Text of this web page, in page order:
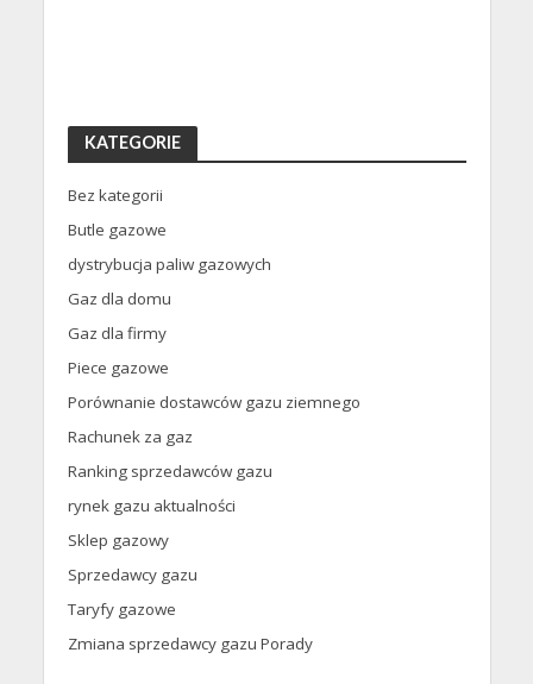
KATEGORIE
Bez kategorii
Butle gazowe
dystrybucja paliw gazowych
Gaz dla domu
Gaz dla firmy
Piece gazowe
Porównanie dostawców gazu ziemnego
Rachunek za gaz
Ranking sprzedawców gazu
rynek gazu aktualności
Sklep gazowy
Sprzedawcy gazu
Taryfy gazowe
Zmiana sprzedawcy gazu Porady